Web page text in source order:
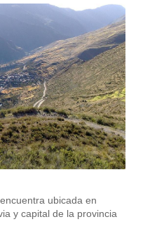
ubicada en
y capital de la provincia